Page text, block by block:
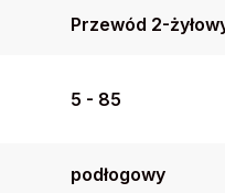
Przewód 2-
5 - 85
podłogowy